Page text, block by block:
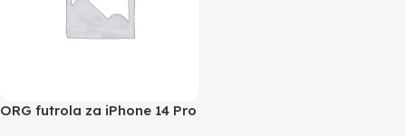
ORG futrola za iPhone 14 Pro